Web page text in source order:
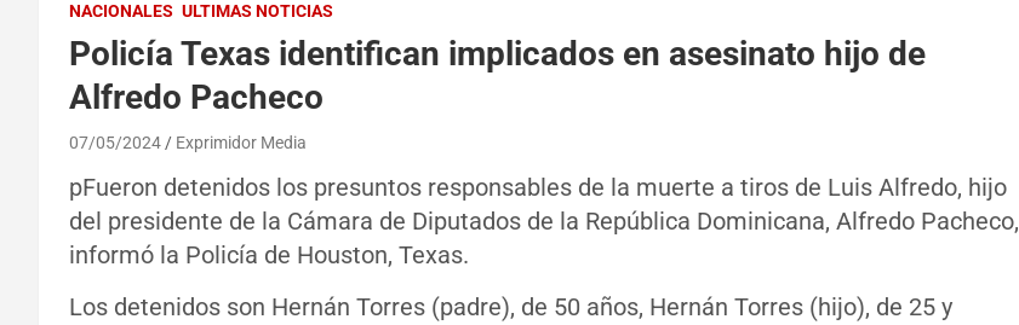
NACIONALES ULTIMAS NOTICIAS
Policía Texas identifican implicados en asesinato hijo de
Alfredo Pacheco
07/05/2024 Exprimidor Media
pFueron detenidos los presuntos responsables de la muerte a tiros de Luis Alfredo, hijo
del presidente de la Cámara de Diputados de la República Dominicana, Alfredo Pacheco,
informó la Policía de Houston, Texas.
Los detenidos son Hernán Torres (padre), de 50 años, Hernán Torres (hijo), de 25 y